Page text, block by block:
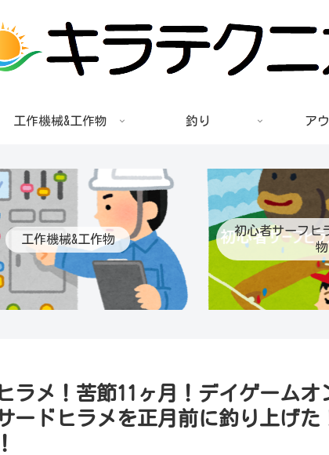
工作機械&工作物 釣り ア
工作機械&工作物
初心者サーフヒ
ラメ！苦節11ヶ月！デイゲームオ
ードヒラメを正月前に釣り上げた